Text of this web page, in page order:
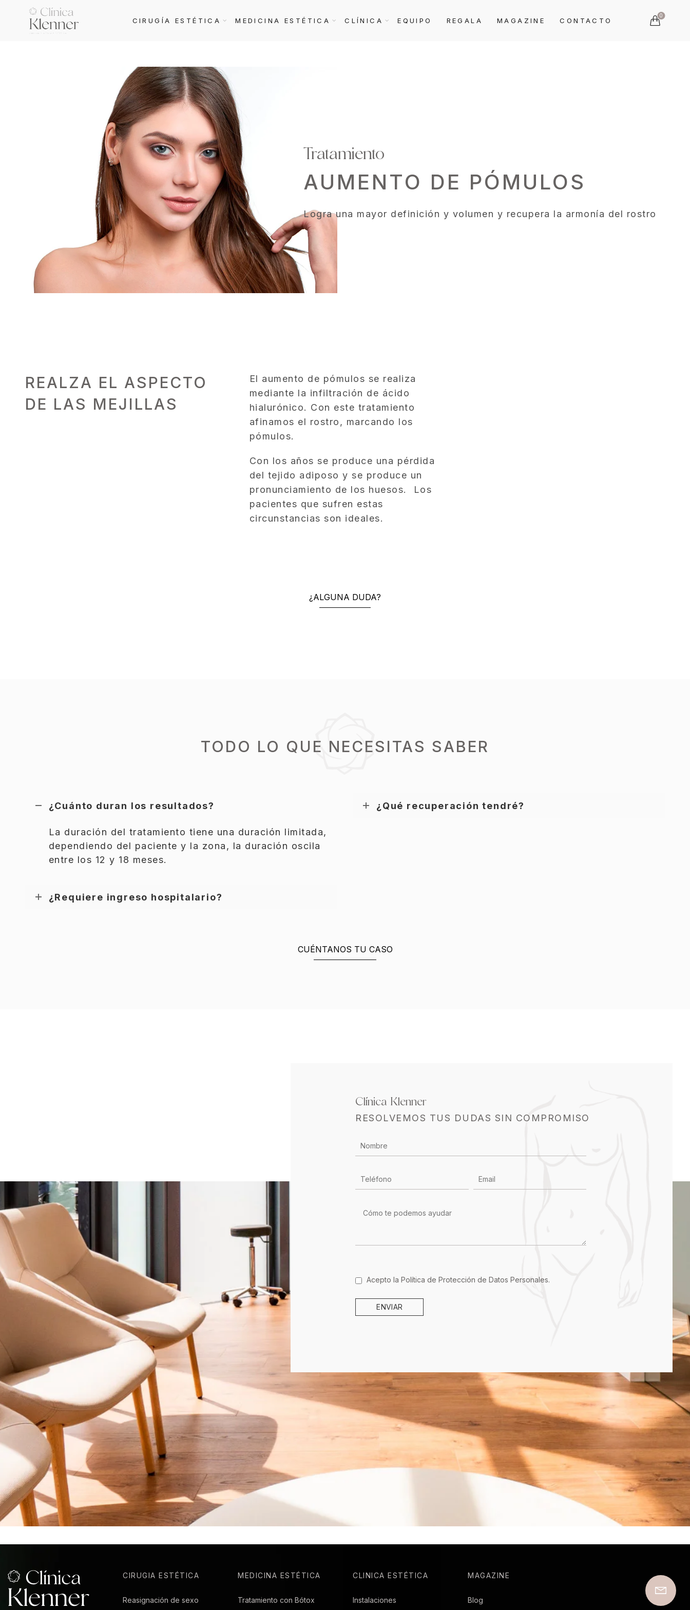
CIRUGÍA ESTÉTICA MEDICINA ESTÉTICA CLÍNICA EQUIPO REGALA MAGAZINE CONTACTO
0
Tratamiento
AUMENTO DE PÓMULOS
Logra una mayor definición y volumen y recupera la armonía del rostro
REALZA EL ASPECTO
DE LAS MEJILLAS
El aumento de pómulos se realiza
mediante la infiltración de ácido
hialurónico. Con este tratamiento
afinamos el rostro, marcando los
pómulos.
Con los años se produce una pérdida
del tejido adiposo y se produce un
pronunciamiento de los huesos. Los
pacientes que sufren estas
circunstancias son ideales.
¿ALGUNA DUDA?
TODO LO QUE NECESITAS SABER
¿Cuánto duran los resultados?
La duración del tratamiento tiene una duración limitada,
dependiendo del paciente y la zona, la duración oscila
entre los 12 y 18 meses.
¿Requiere ingreso hospitalario?
¿Qué recuperación tendré?
CUÉNTANOS TU CASO
Clínica Klenner
RESOLVEMOS TUS DUDAS SIN COMPROMISO
CONTACTO
Acepto laPolítica de Protección de Datos Personales.
ENVIAR
CIRUGIA ESTÉTICA
Reasignación de sexo
MEDICINA ESTÉTICA
Tratamiento con Bótox
CLINICA ESTÉTICA
Instalaciones
MAGAZINE
Blog